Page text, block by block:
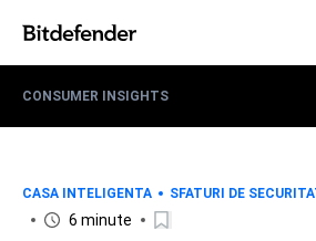
CONSUMER INSIGHTS
CASA INTELIGENTA SFATURI DE
6 minute